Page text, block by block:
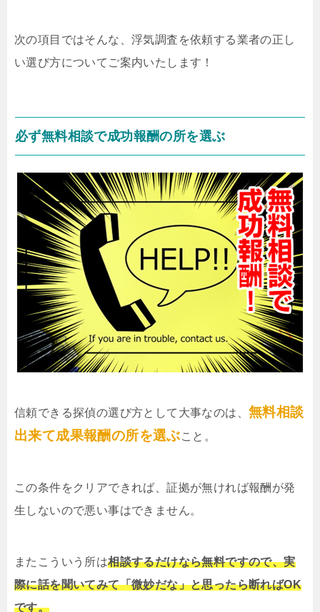
次の項目ではそんな、浮気調査を依頼する業者の正し
い選び方についてご案内いたします！
必ず無料相談で成功報酬の所を選ぶ
信頼できる探偵の選び方として大事なのは、 無料相談
出来て成果報酬の所を選ぶこと。
この条件をクリアできれば、証拠が無ければ報酬が発
生しないので悪い事はできません。
またこういう所は相談するだけなら無料ですので、実
際に話を聞いてみて「微妙だな」と思ったら断ればOK
です。